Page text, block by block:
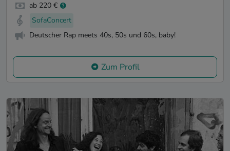
ab 220 €
SofaConcert
Deutscher Rap meets 40s, 50s und 60s, baby!
Zum Profil